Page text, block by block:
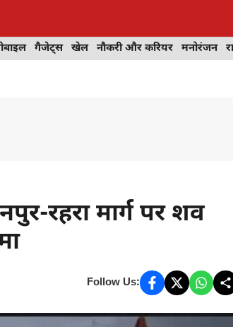
गैजेट्स खेल नौकरी और करियर मनोरंजन
रहरा मार्ग पर शव
Follow Us: